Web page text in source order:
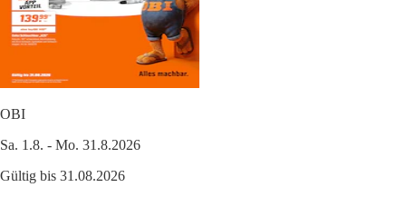
OBI
Sa. 1.8. - Mo. 31.8.2026
Gültig bis 31.08.2026